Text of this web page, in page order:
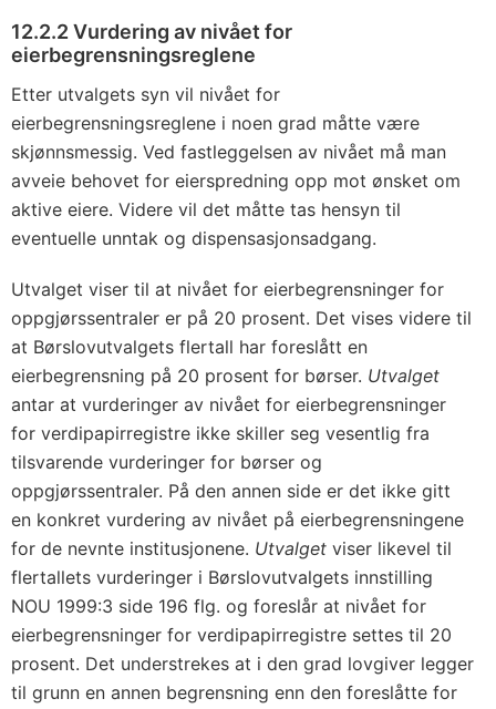
12.2.2 Vurdering av nivået for
eierbegrensningsreglene
Etter utvalgets syn vil nivået for
eierbegrensningsreglene i noen grad måtte være
skjønnsmessig. Ved fastleggelsen av nivået må man
avveie behovet for eierspredning opp mot ønsket om
aktive eiere. Videre vil det måtte tas hensyn til
eventuelle unntak og dispensasjonsadgang.
Utvalget viser til at nivået for eierbegrensninger for
oppgjørssentraler er på 20 prosent. Det vises videre til
at Børslovutvalgets flertall har foreslått en
eierbegrensning på 20 prosent for børser. Utvalget
antar at vurderinger av nivået for eierbegrensninger
for verdipapirregistre ikke skiller seg vesentlig fra
tilsvarende vurderinger for børser og
oppgjørssentraler. På den annen side er det ikke gitt
en konkret vurdering av nivået på eierbegrensningene
for de nevnte institusjonene. Utvalget viser likevel til
flertallets vurderinger i Børslovutvalgets innstilling
NOU 1999:3 side 196 flg. og foreslår at nivået for
eierbegrensninger for verdipapirregistre settes til 20
prosent. Det understrekes at i den grad lovgiver legger
til grunn en annen begrensning enn den foreslåtte for